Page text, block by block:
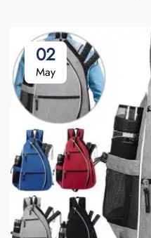
02
May